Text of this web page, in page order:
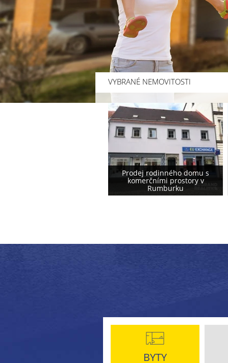
VYBRANÉ NEMOVITOSTI
Prodej rodinného domu
podstávkového typu ve
Varnsdorfu
BYTY